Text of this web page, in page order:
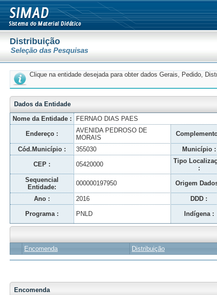
Distribuição
Seleção das Pesquisas
Clique na entidade desejada para obter dados Gerais, Pedido,
Dados da Entidade
Nome da Entidade :
FERNAO DIAS PAES
Endereço :
AVENIDA PEDROSO DE
MORAIS
Cód.Município : 355030 Município :
CEP : 05420000
Tipo
:
Sequencial
Entidade:
000000197950 Origem
Ano : 2016 DDD :
Programa : PNLD Indígena :
Encomenda Distribuição
Encomenda